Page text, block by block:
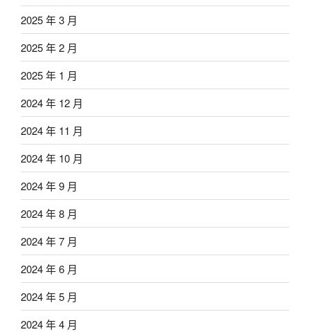
2025 年 3 月
2025 年 2 月
2025 年 1 月
2024 年 12 月
2024 年 11 月
2024 年 10 月
2024 年 9 月
2024 年 8 月
2024 年 7 月
2024 年 6 月
2024 年 5 月
2024 年 4 月